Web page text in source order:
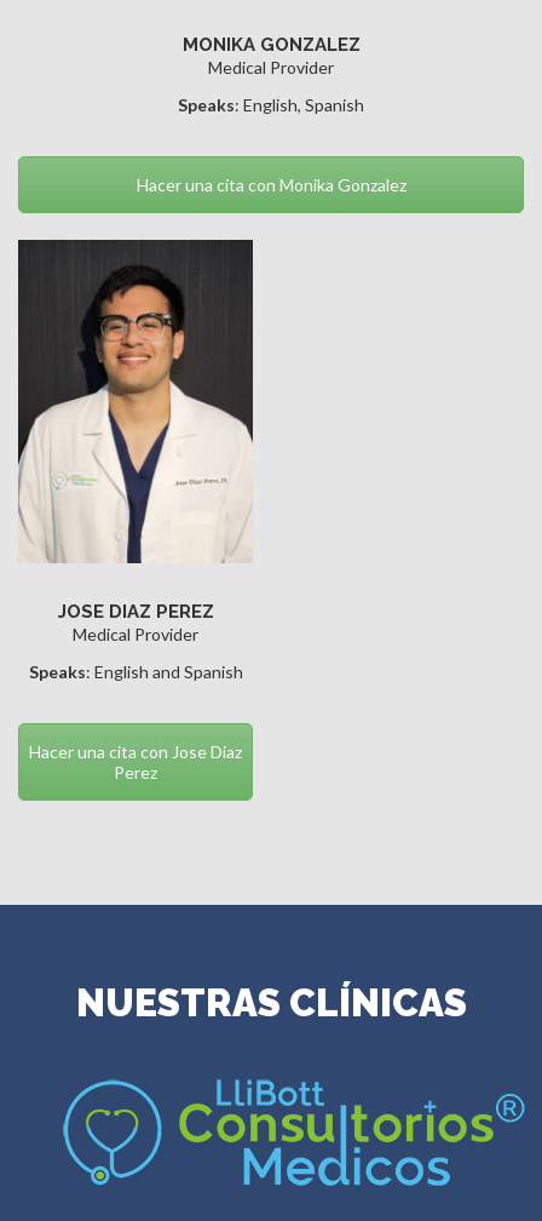
MONIKA GONZALEZ
Medical Provider
Speaks: English, Spanish
Hacer una cita con Monika Gonzalez
JOSE DIAZ PEREZ
Medical Provider
Speaks: English and Spanish
Hacer una cita con Jose Diaz
Perez
NUESTRAS CLÍNICAS